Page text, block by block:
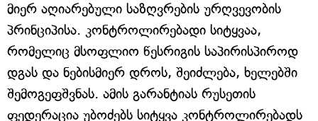
მიერ აღიარებული საზღვრების ურღვევობის
პრინციპისა. კონტროლირებადი სიტყვაა,
რომელიც მსოფლიო წესრიგის საპირისპიროდ
დგას და ნებისმიერ დროს, შეიძლება, ხელებში
შემოგეფშვნას. ამის გარანტიას რუსეთის
ფედერაცია უბოძებს სიტყვა კონტროლირებადს